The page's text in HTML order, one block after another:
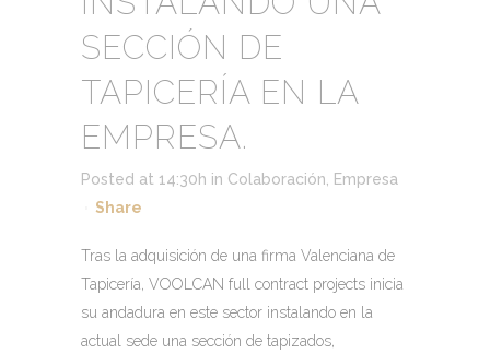
SECCIÓN DE
TAPICERÍA EN LA
EMPRESA.
Posted at 14:30h in Colaboración
Empresa
Share
Tras la adquisición de una firma Valenciana de
Tapicería, VOOLCAN full contract projects inicia
su andadura en este sector instalando en la
actual sede una sección de tapizados,